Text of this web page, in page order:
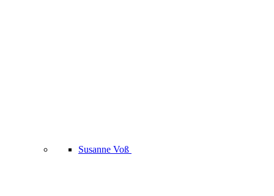
Susanne Voß